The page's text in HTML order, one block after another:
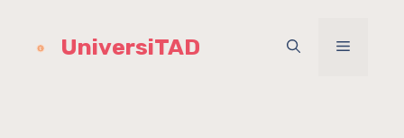
contenidoUniversiTAD Menú